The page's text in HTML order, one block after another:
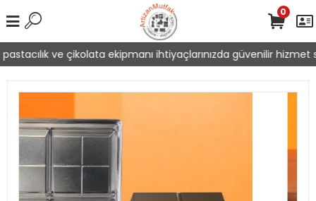
ve çikolata ekipmanı ihtiyaçlarınızda güvenilir hizmet
0